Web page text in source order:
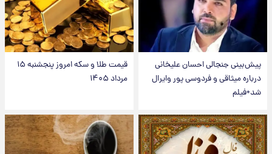
پیش‌بینی جنجالی احسان علیخانی
درباره میثاقی و فردوسی پور وایرال
شد+فیلم
قیمت طلا و سکه امروز پنجشنبه ۱۵
مرداد ۱۴۰۵